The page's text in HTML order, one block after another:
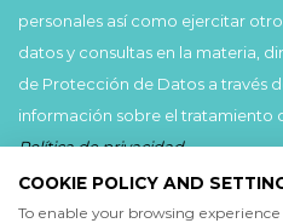
personales así como ejercitar
datos y consultas en la materia,
de Protección de Datos a través
información sobre el tratamiento
Política de privacidad.
COOKIE POLICY AND
To enable your browsing